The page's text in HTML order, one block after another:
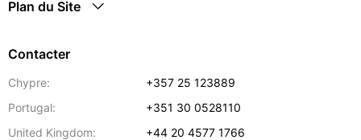
Plan du Site
Contacter
Chypre:
+357 25 123889
Portugal:
+351 30 0528110
United Kingdom:
+44 20 4577 1766